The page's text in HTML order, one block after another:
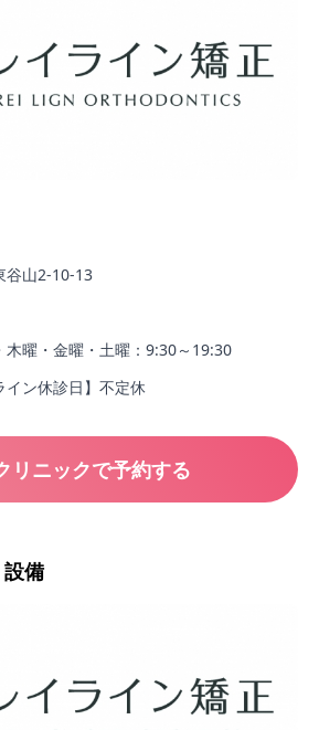
谷山2-10-13
木曜・金曜・土曜：9:30～19:30
イン休診日】不定休
リニックで予約する
備